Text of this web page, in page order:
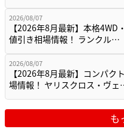
2026/08/07
【2026年8月最新】本格4WD
値引き相場情報！ ランクル…
2026/08/07
【2026年8月最新】コンパク
場情報！ ヤリスクロス・ヴ
も